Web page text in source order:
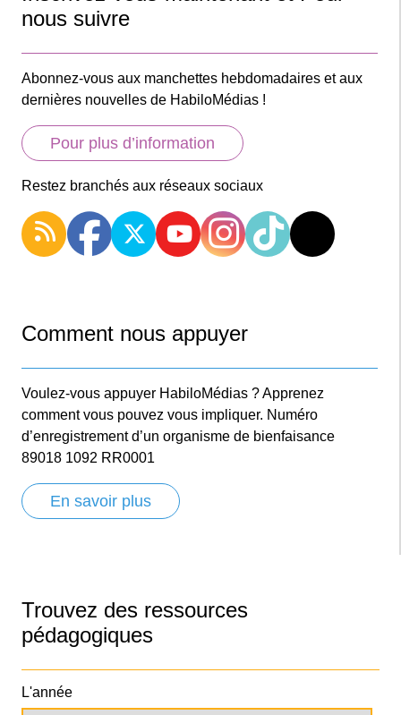
nous suivre
Abonnez-vous aux manchettes hebdomadaires et aux
dernières nouvelles de HabiloMédias !
Pour plus d’information
Restez branchés aux réseaux sociaux
Comment nous appuyer
Voulez-vous appuyer HabiloMédias ? Apprenez
comment vous pouvez vous impliquer. Numéro
d’enregistrement d’un organisme de bienfaisance
89018 1092 RR0001
En savoir plus
Trouvez des ressources
pédagogiques
L'année